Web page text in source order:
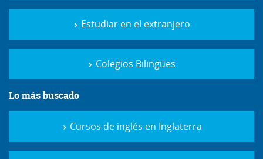
Estudiar en el extranjero
Colegios Bilingües
Lo más buscado
Cursos de inglés en Inglaterra